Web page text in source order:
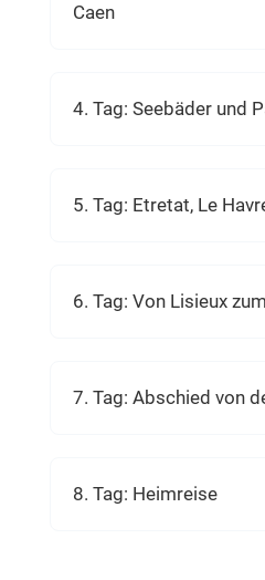
Caen
4. Tag: Seebäder und
5. Tag: Etretat, Le
6. Tag: Von Lisieux
7. Tag: Abschied von
8. Tag: Heimreise